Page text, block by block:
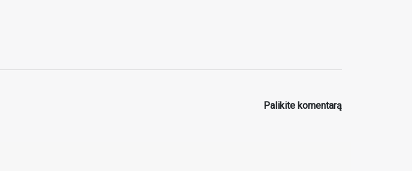
Palikite komentarą